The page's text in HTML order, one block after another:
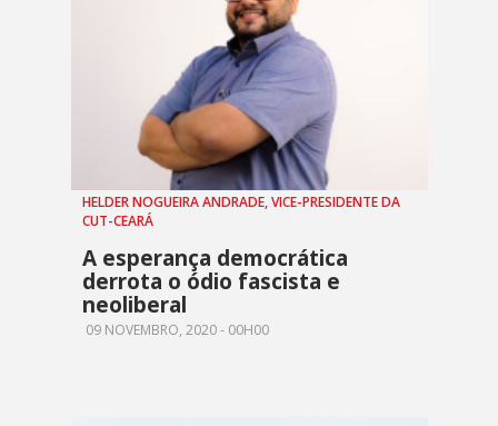
HELDER NOGUEIRA ANDRADE, VICE-PRESIDENTE DA
CUT-CEARÁ
A esperança democrática
derrota o ódio fascista e
neoliberal
09 NOVEMBRO, 2020 - 00H00